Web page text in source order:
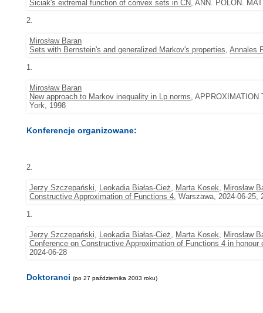
Siciak's extremal function of convex sets in CN, ANN. POLON.
2.
Mirosław Baran
Sets with Bernstein's and generalized Markov's properties, Annales
1.
Mirosław Baran
New approach to Markov inequality in Lp norms, APPROXIMATION
York, 1998
Konferencje organizowane:
2.
Jerzy Szczepański, Leokadia Białas-Cież, Marta Kosek, Mirosław
Constructive Approximation of Functions 4, Warszawa, 2024-06-25,
1.
Jerzy Szczepański, Leokadia Białas-Cież, Marta Kosek, Mirosław
Conference on Constructive Approximation of Functions 4 in
2024-06-28
Doktoranci (po 27 października 2003 roku)